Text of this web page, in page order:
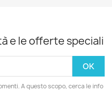
e le offerte speciali
A questo scopo, cerca le info